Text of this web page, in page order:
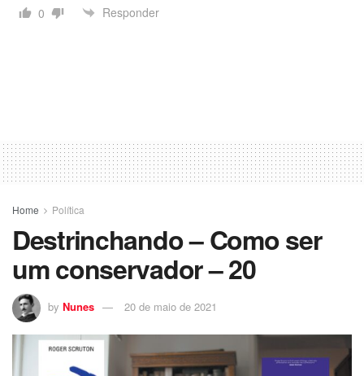
0
Responder
Home Política
Destrinchando – Como ser
um conservador – 20
by Nunes 20 de maio de 2021